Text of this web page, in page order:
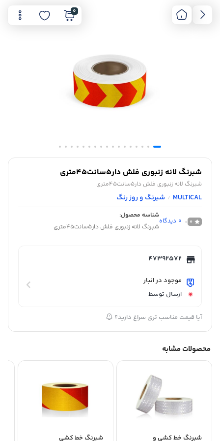
0
شبرنگ لانه زنبوری فلش دار5سانت45متری
شبرنگ لانه زنبوری فلش دار5سانت45متری
MULTICAL
/ شبرنگ و روز رنگ
0
0 دیدگاه
شناسه محصول:
شبرنگ لانه زنبوری فلش دار5سانت45متری
47392572
موجود در انبار
ارسال توسط
آیا قیمت مناسب تری سراغ دارید؟
محصولات مشابه
شبرنگ خط کشی و
شبرنگ خط کشی